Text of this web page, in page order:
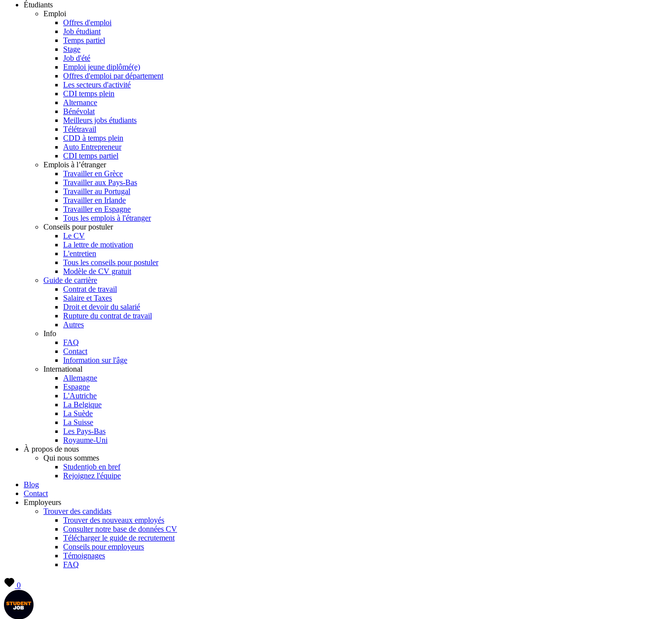
Étudiants
Emploi
Offres d'emploi
Job étudiant
Temps partiel
Stage
Job d'été
Emploi jeune diplômé(e)
Offres d'emploi par département
Les secteurs d'activité
CDI temps plein
Alternance
Bénévolat
Meilleurs jobs étudiants
Télétravail
CDD à temps plein
Auto Entrepreneur
CDI temps partiel
Emplois à l’étranger
Travailler en Grèce
Travailler aux Pays-Bas
Travailler au Portugal
Travailler en Irlande
Travailler en Espagne
Tous les emplois à l'étranger
Conseils pour postuler
Le CV
La lettre de motivation
L'entretien
Tous les conseils pour postuler
Modèle de CV gratuit
Guide de carrière
Contrat de travail
Salaire et Taxes
Droit et devoir du salarié
Rupture du contrat de travail
Autres
Info
FAQ
Contact
Information sur l'âge
International
Allemagne
Espagne
L'Autriche
La Belgique
La Suède
La Suisse
Les Pays-Bas
Royaume-Uni
À propos de nous
Qui nous sommes
Studentjob en bref
Rejoignez l'équipe
Blog
Contact
Employeurs
Trouver des candidats
Trouver des nouveaux employés
Consulter notre base de données CV
Télécharger le guide de recrutement
Conseils pour employeurs
Témoignages
FAQ
0